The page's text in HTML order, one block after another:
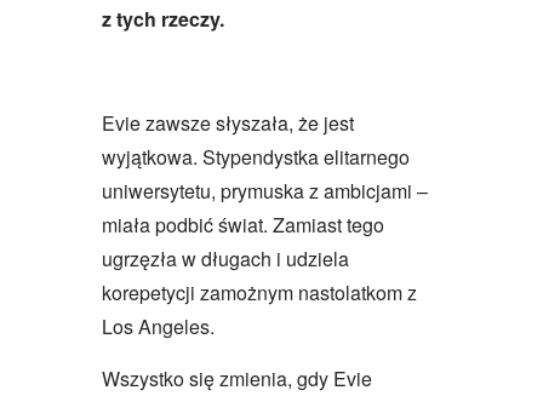
z tych rzeczy.
Evie zawsze słyszała, że jest
wyjątkowa. Stypendystka elitarnego
uniwersytetu, prymuska z ambicjami –
miała podbić świat. Zamiast tego
ugrzęzła w długach i udziela
korepetycji zamożnym nastolatkom z
Los Angeles.
Wszystko się zmienia, gdy Evie